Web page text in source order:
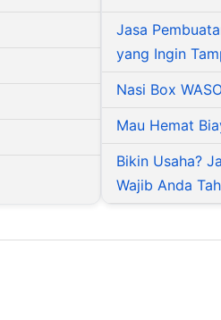
Jasa
yang Ingin
Nasi Box
Mau Hemat
Bikin Usaha?
Wajib Anda